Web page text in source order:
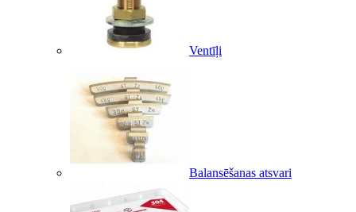
Ventīļi
Balansēšanas atsvari